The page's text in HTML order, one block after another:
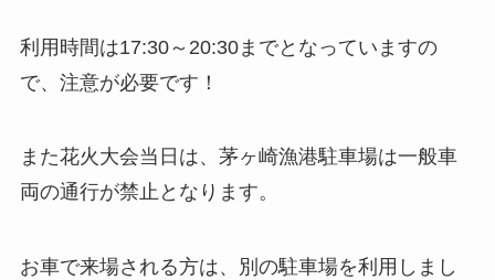
利用時間は17:30～20:30までとなっていますの
で、注意が必要です！
また花火大会当日は、茅ヶ崎漁港駐車場は一般車
両の通行が禁止となります。
お車で来場される方は、別の駐車場を利用しまし